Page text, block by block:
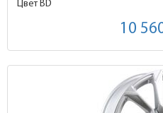
Цвет BD
10